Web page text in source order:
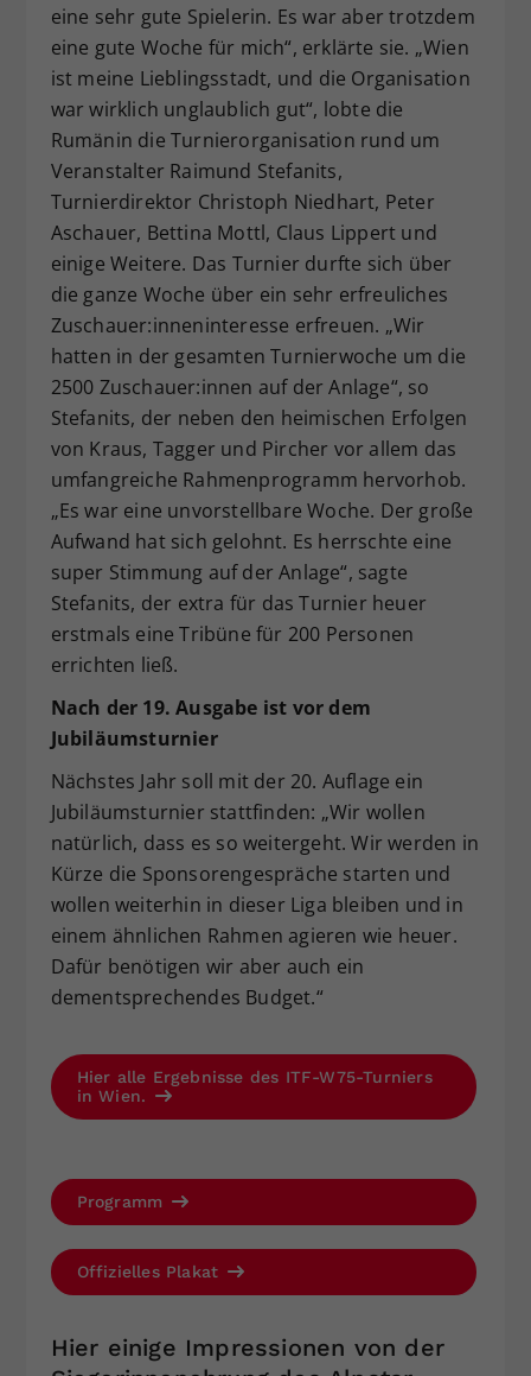
eine sehr gute Spielerin. Es war aber trotzdem
eine gute Woche für mich“, erklärte sie. „Wien
ist meine Lieblingsstadt, und die Organisation
war wirklich unglaublich gut“, lobte die
Rumänin die Turnierorganisation rund um
Veranstalter Raimund Stefanits,
Turnierdirektor Christoph Niedhart, Peter
Aschauer, Bettina Mottl, Claus Lippert und
einige Weitere. Das Turnier durfte sich über
die ganze Woche über ein sehr erfreuliches
Zuschauer:inneninteresse erfreuen. „Wir
hatten in der gesamten Turnierwoche um die
2500 Zuschauer:innen auf der Anlage“, so
Stefanits, der neben den heimischen Erfolgen
von Kraus, Tagger und Pircher vor allem das
umfangreiche Rahmenprogramm hervorhob.
„Es war eine unvorstellbare Woche. Der große
Aufwand hat sich gelohnt. Es herrschte eine
super Stimmung auf der Anlage“, sagte
Stefanits, der extra für das Turnier heuer
erstmals eine Tribüne für 200 Personen
errichten ließ.
Nach der 19. Ausgabe ist vor dem
Jubiläumsturnier
Nächstes Jahr soll mit der 20. Auflage ein
Jubiläumsturnier stattfinden: „Wir wollen
natürlich, dass es so weitergeht. Wir werden in
Kürze die Sponsorengespräche starten und
wollen weiterhin in dieser Liga bleiben und in
einem ähnlichen Rahmen agieren wie heuer.
Dafür benötigen wir aber auch ein
dementsprechendes Budget.“
Hier alle Ergebnisse des ITF-W75-Turniers
in Wien.
Programm
Offizielles Plakat
Hier einige Impressionen von der